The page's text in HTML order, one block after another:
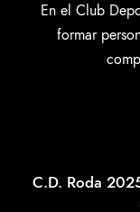
En el Club
formar
C.D. Roda